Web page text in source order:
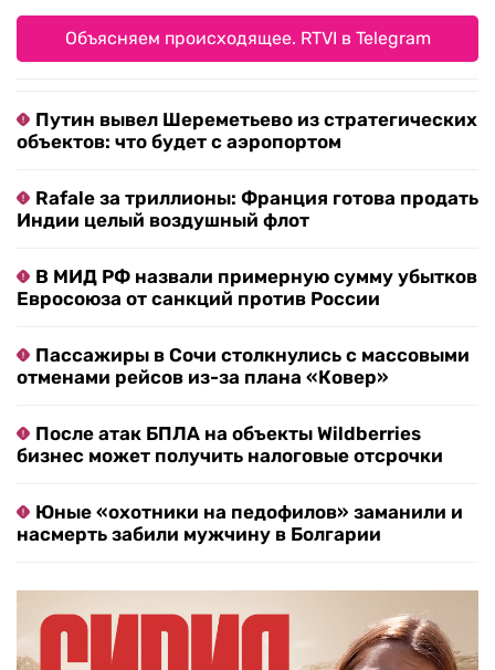
Объясняем происходящее. RTVI в Telegram
Путин вывел Шереметьево из стратегических
объектов: что будет с аэропортом
Rafale за триллионы: Франция готова продать
Индии целый воздушный флот
В МИД РФ назвали примерную сумму убытков
Евросоюза от санкций против России
Пассажиры в Сочи столкнулись с массовыми
отменами рейсов из-за плана «Ковер»
После атак БПЛА на объекты Wildberries
бизнес может получить налоговые отсрочки
Юные «охотники на педофилов» заманили и
насмерть забили мужчину в Болгарии